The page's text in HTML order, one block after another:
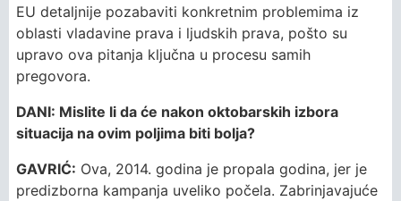
EU detaljnije pozabaviti konkretnim problemima iz
oblasti vladavine prava i ljudskih prava, pošto su
upravo ova pitanja ključna u procesu samih
pregovora.
DANI: Mislite li da će nakon oktobarskih izbora
situacija na ovim poljima biti bolja?
GAVRIĆ: Ova, 2014. godina je propala godina, jer je
predizborna kampanja uveliko počela. Zabrinjavajuće